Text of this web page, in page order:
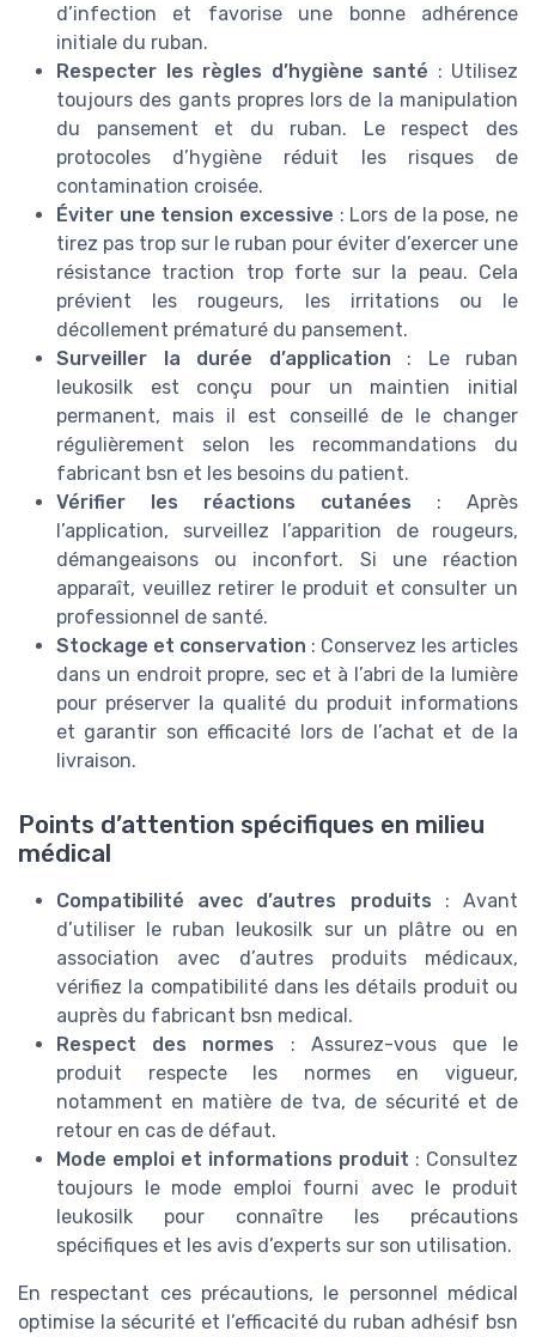
d’infection et favorise une bonne adhérence
initiale du ruban.
Respecter les règles d’hygiène santé : Utilisez
toujours des gants propres lors de la manipulation
du pansement et du ruban. Le respect des
protocoles d’hygiène réduit les risques de
contamination croisée.
Éviter une tension excessive : Lors de la pose, ne
tirez pas trop sur le ruban pour éviter d’exercer une
résistance traction trop forte sur la peau. Cela
prévient les rougeurs, les irritations ou le
décollement prématuré du pansement.
Surveiller la durée d’application : Le ruban
leukosilk est conçu pour un maintien initial
permanent, mais il est conseillé de le changer
régulièrement selon les recommandations du
fabricant bsn et les besoins du patient.
Vérifier les réactions cutanées : Après
l’application, surveillez l’apparition de rougeurs,
démangeaisons ou inconfort. Si une réaction
apparaît, veuillez retirer le produit et consulter un
professionnel de santé.
Stockage et conservation : Conservez les articles
dans un endroit propre, sec et à l’abri de la lumière
pour préserver la qualité du produit informations
et garantir son efficacité lors de l’achat et de la
livraison.
Points d’attention spécifiques en milieu
médical
Compatibilité avec d’autres produits : Avant
d’utiliser le ruban leukosilk sur un plâtre ou en
association avec d’autres produits médicaux,
vérifiez la compatibilité dans les détails produit ou
auprès du fabricant bsn medical.
Respect des normes : Assurez-vous que le
produit respecte les normes en vigueur,
notamment en matière de tva, de sécurité et de
retour en cas de défaut.
Mode emploi et informations produit : Consultez
toujours le mode emploi fourni avec le produit
leukosilk pour connaître les précautions
spécifiques et les avis d’experts sur son utilisation.
En respectant ces précautions, le personnel médical
optimise la sécurité et l’efficacité du ruban adhésif bsn